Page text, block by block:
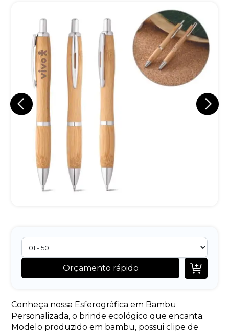
Orçamento rápido 
Conheça nossa Esferográfica em Bambu
Personalizada, o brinde ecológico que encanta.
Modelo produzido em bambu, possui clipe de
Eu concordo em receber comunicações.
A nossa empresa está comprometida a proteger e respeitar
sua privacidade, utilizaremos seus dados apenas para fins
de marketing. Você pode alterar suas preferências a
qualquer momento.